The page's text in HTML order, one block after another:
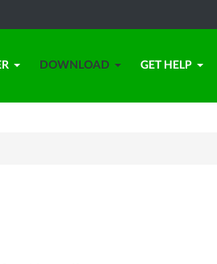
DOWNLOAD GET HELP